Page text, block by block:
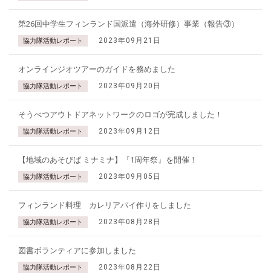
第26回中学生フィンランド国派遣（海外研修）事業（報告③）
協力隊活動レポート 2023年09月21日
オンラインジオツアーのガイドを務めました
協力隊活動レポート 2023年09月20日
そうべつアウトドアネットワークのロゴが完成しました！
協力隊活動レポート 2023年09月12日
【地域のあそびば ミナミナ】『1周年祭』を開催！
協力隊活動レポート 2023年09月05日
フィンランド料理 カレリアパイ作りをしました
協力隊活動レポート 2023年08月28日
図書ボランティアに参加しました
協力隊活動レポート 2023年08月22日